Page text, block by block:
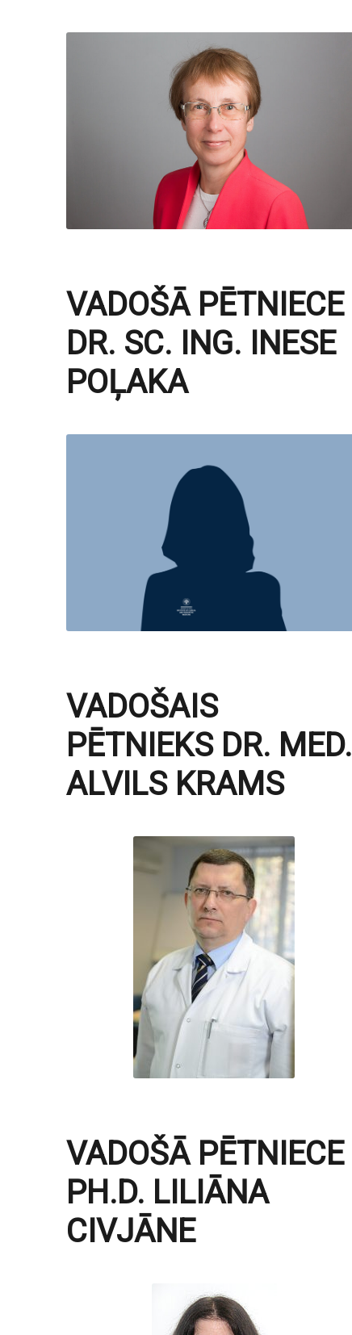
VADOŠĀ PĒTNIECE
DR. SC. ING. INESE
POĻAKA
VADOŠAIS
PĒTNIEKS DR. MED.
ALVILS KRAMS
VADOŠĀ PĒTNIECE
PH.D. LILIĀNA
CIVJĀNE